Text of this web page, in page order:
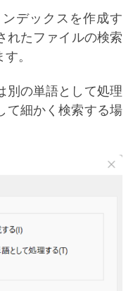
デックスを作成す
れたファイルの検索
。
別の単語として処理
て細かく検索する場